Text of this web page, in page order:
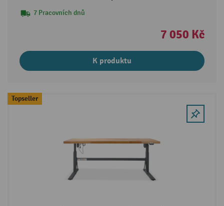
7 Pracovních dnů
7 050 Kč
K produktu
Topseller